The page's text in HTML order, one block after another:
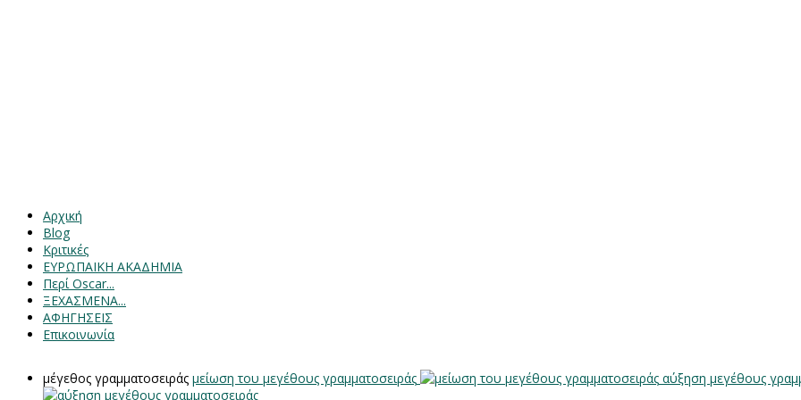
Αρχική
Blog
Κριτικές
ΕΥΡΩΠΑΙΚΗ ΑΚΑΔΗΜΙΑ
Περί Oscar...
ΞΕΧΑΣΜΕΝΑ...
ΑΦΗΓΗΣΕΙΣ
Επικοινωνία
μέγεθος γραμματοσειράς μείωση του μεγέθους γραμματοσειράς
αύξηση μεγέθους